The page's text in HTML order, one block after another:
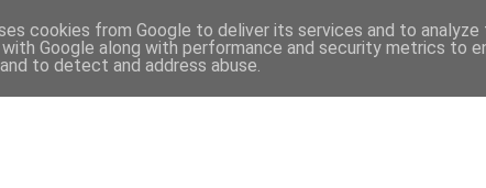
cookies from Google to deliver its services and to analyze
with Google along with performance and security metrics to
to detect and address abuse.